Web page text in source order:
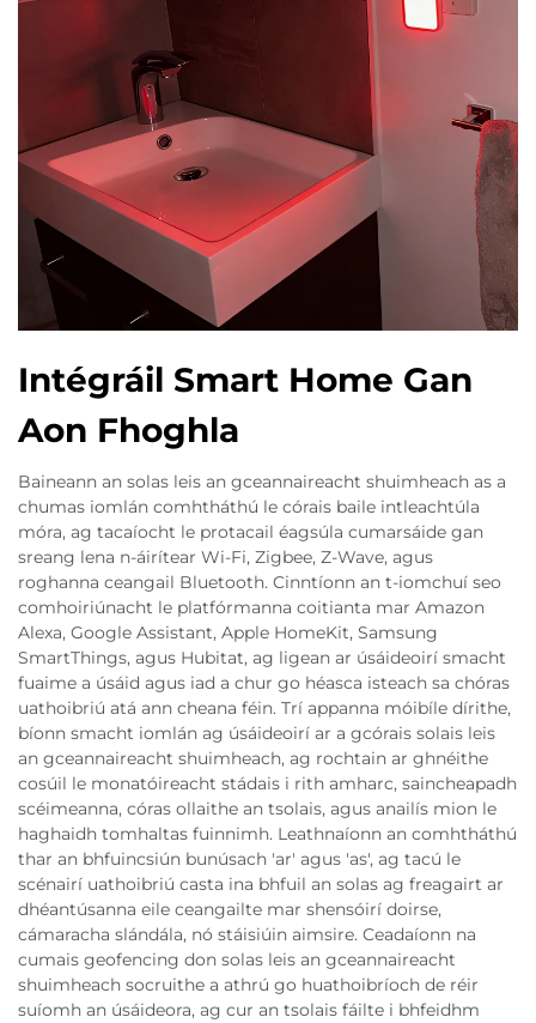
Intégráil Smart Home Gan
Aon Fhoghla
Baineann an solas leis an gceannaireacht shuimheach as a
chumas iomlán comhtháthú le córais baile intleachtúla
móra, ag tacaíocht le protacail éagsúla cumarsáide gan
sreang lena n-áirítear Wi-Fi, Zigbee, Z-Wave, agus
roghanna ceangail Bluetooth. Cinntíonn an t-iomchuí seo
comhoiriúnacht le platfórmanna coitianta mar Amazon
Alexa, Google Assistant, Apple HomeKit, Samsung
SmartThings, agus Hubitat, ag ligean ar úsáideoirí smacht
fuaime a úsáid agus iad a chur go héasca isteach sa chóras
uathoibriú atá ann cheana féin. Trí appanna móibíle dírithe,
bíonn smacht iomlán ag úsáideoirí ar a gcórais solais leis
an gceannaireacht shuimheach, ag rochtain ar ghnéithe
cosúil le monatóireacht stádais i rith amharc, saincheapadh
scéimeanna, córas ollaithe an tsolais, agus anailís mion le
haghaidh tomhaltas fuinnimh. Leathnaíonn an comhtháthú
thar an bhfuincsiún bunúsach 'ar' agus 'as', ag tacú le
scénairí uathoibriú casta ina bhfuil an solas ag freagairt ar
dhéantúsanna eile ceangailte mar shensóirí doirse,
cámaracha slándála, nó stáisiúin aimsire. Ceadaíonn na
cumais geofencing don solas leis an gceannaireacht
shuimheach socruithe a athrú go huathoibríoch de réir
suíomh an úsáideora, ag cur an tsolais fáilte i bhfeidhm